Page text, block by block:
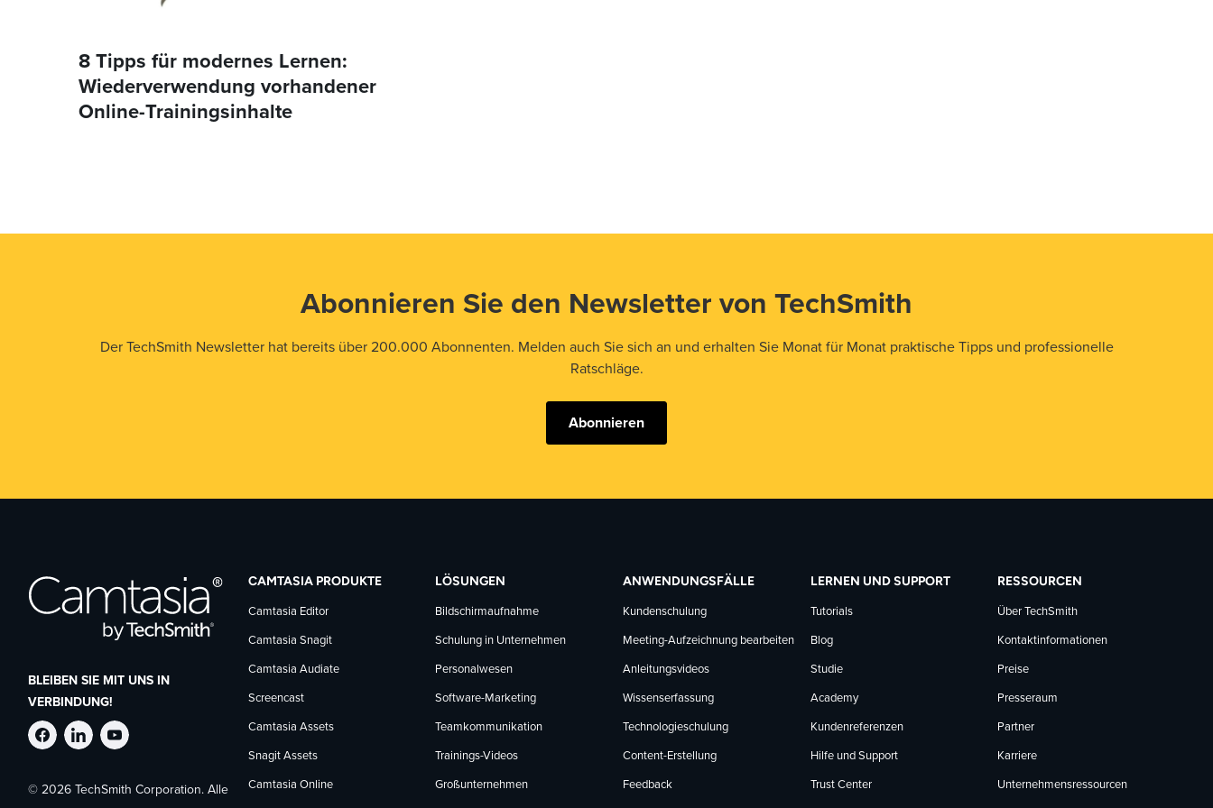
8 Tipps für modernes Lernen:
Wiederverwendung vorhandener
Online-Trainingsinhalte
Abonnieren Sie den Newsletter von TechSmith
Der TechSmith Newsletter hat bereits über 200.000 Abonnenten. Melden auch Sie sich an und erhalten Sie Monat für Monat praktische Tipps und professionelle
Ratschläge.
Abonnieren
BLEIBEN SIE MIT UNS IN
VERBINDUNG!
TechSmith
auf
TechSmith
auf
TechSmith
auf
© 2026 TechSmith Corporation. Alle
CAMTASIA PRODUKTE
Camtasia Editor
Camtasia Snagit
Camtasia Audiate
Screencast
Camtasia Assets
Snagit Assets
Camtasia Online
LÖSUNGEN
Bildschirmaufnahme
Schulung in Unternehmen
Personalwesen
Software-Marketing
Teamkommunikation
Trainings-Videos
Großunternehmen
ANWENDUNGSFÄLLE
Kundenschulung
Meeting-Aufzeichnung bearbeiten
Anleitungsvideos
Wissenserfassung
Technologieschulung
Content-Erstellung
Feedback
LERNEN UND SUPPORT
Tutorials
Blog
Studie
Academy
Kundenreferenzen
Hilfe und Support
Trust Center
RESSOURCEN
Über TechSmith
Kontaktinformationen
Preise
Presseraum
Partner
Karriere
Unternehmensressourcen